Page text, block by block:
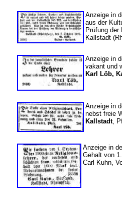
Anzeige in
aus der
Prüfung der
Kallstadt
Anzeige in
vakant und
Karl Löb,
Anzeige in
nebst freie
Kallstadt,
Anzeige in
Gehalt von
Carl Kuhn,